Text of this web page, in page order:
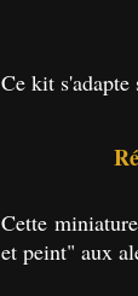
Ce kit
Cette
et peint" aux